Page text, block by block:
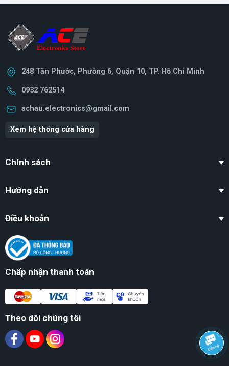
248 Tân Phước, Phường 6, Quận 10, TP. Hồ Chí Minh
0932 762514
achau.electronics@gmail.com
Xem hệ thống cửa hàng
Chính sách
Hướng dẫn
Điều khoản
Chấp nhận thanh toán
Theo dõi chúng tôi